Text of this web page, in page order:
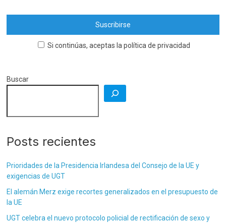
Si continúas, aceptas la política de privacidad
Buscar
Posts recientes
Prioridades de la Presidencia Irlandesa del Consejo de la UE y
exigencias de UGT
El alemán Merz exige recortes generalizados en el presupuesto de
la UE
UGT celebra el nuevo protocolo policial de rectificación de sexo y